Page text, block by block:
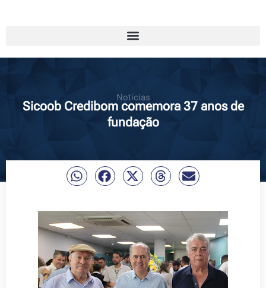
Notícias
Sicoob Credibom comemora 37 anos de
fundação